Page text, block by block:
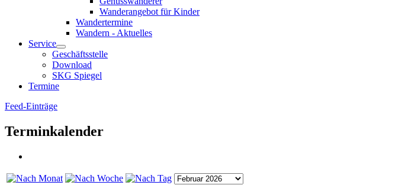
Wanderangebot für Kinder
Wandertermine
Wandern - Aktuelles
Service
Geschäftsstelle
Download
SKG Spiegel
Termine
Feed-Einträge
Terminkalender